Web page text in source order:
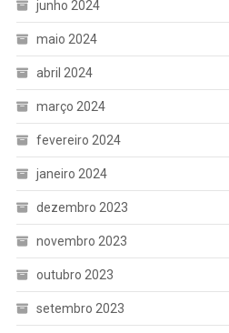
junho 2024
maio 2024
abril 2024
março 2024
fevereiro 2024
janeiro 2024
dezembro 2023
novembro 2023
outubro 2023
setembro 2023